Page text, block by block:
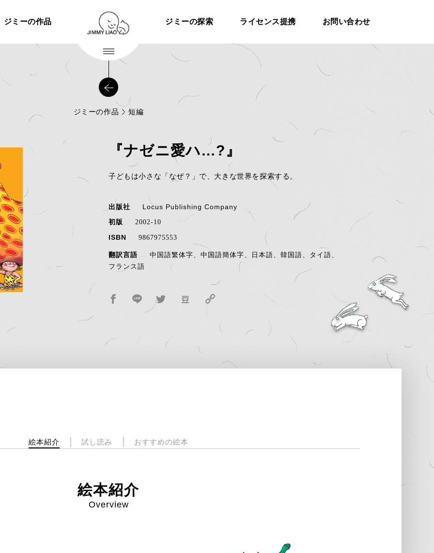
ジミーの作品 ジミーの探索 ライセンス提携 お問い合わせ
ジミーの作品 短編
『ナゼニ愛ハ…?』
子どもは小さな「なぜ？」で、大きな世界を探索する。
出版社
Locus Publishing Company
初版
2002-10
ISBN 9867975553
翻訳言語
中国語繁体字、中国語簡体字、日本語、韓国語、タイ語、
フランス語
絵本紹介 試し読み おすすめの絵本
絵本紹介
Overview